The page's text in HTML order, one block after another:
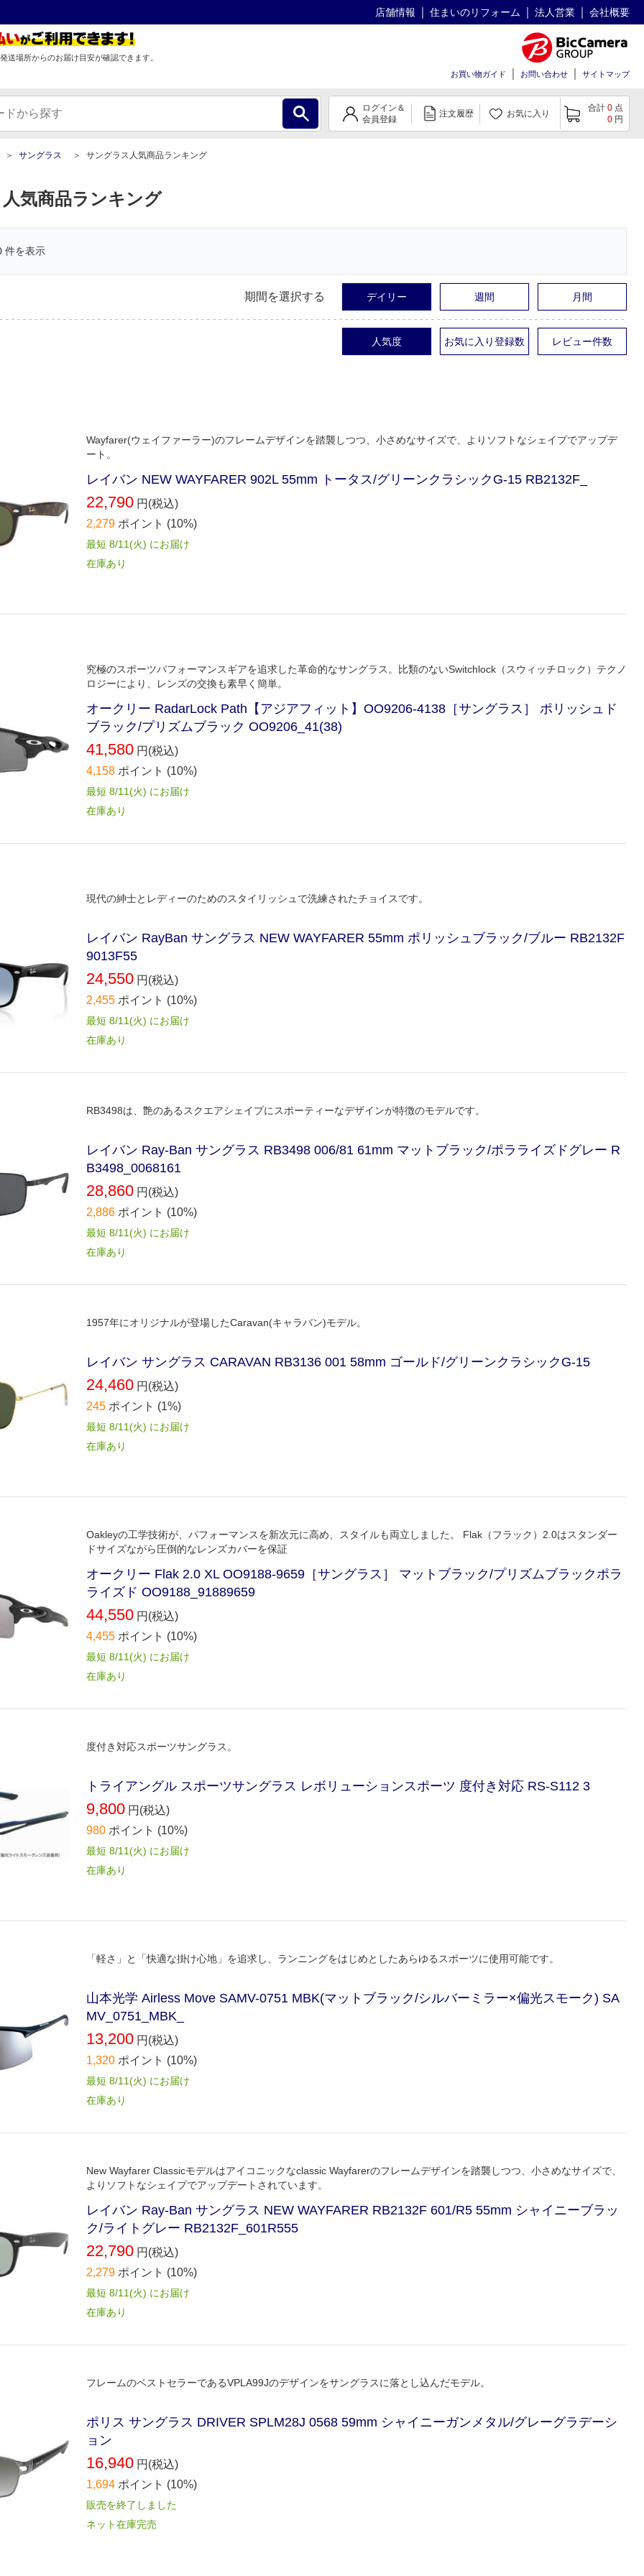
店舗情報 住まいのリフォーム 法人営業 会社概要
送場所からのお届け目安が確認できます。
お買い物ガイド
お問い合わせ サイトマップ
ログイン＆
会員登録
注文履歴 お気に入り
合計 0 点
0 円
サングラス サングラス人気商品ランキング
気商品ランキング
件を表示
期間を選択する デイリー 週間 月間
人気度 お気に入り登録数 レビュー件数
Wayfarer(ウェイファーラー)のフレームデザインを踏襲しつつ、小さめなサイズで、よりソフトなシェイプでアップデ
ート。
レイバン NEW WAYFARER 902L 55mm トータス/グリーンクラシックG-15 RB2132F_
22,790 円(税込)
2,279 ポイント (10%)
最短 8/11(火) にお届け
在庫あり
究極のスポーツパフォーマンスギアを追求した革命的なサングラス。比類のないSwitchlock（スウィッチロック）テクノ
ロジーにより、レンズの交換も素早く簡単。
オークリー RadarLock Path【アジアフィット】OO9206-4138［サングラス］ ポリッシュド
ブラック/プリズムブラック OO9206_41(38)
41,580 円(税込)
4,158 ポイント (10%)
最短 8/11(火) にお届け
在庫あり
現代の紳士とレディーのためのスタイリッシュで洗練されたチョイスです。
レイバン RayBan サングラス NEW WAYFARER 55mm ポリッシュブラック/ブルー RB2132F
9013F55
24,550 円(税込)
2,455 ポイント (10%)
最短 8/11(火) にお届け
在庫あり
RB3498は、艶のあるスクエアシェイプにスポーティーなデザインが特徴のモデルです。
レイバン Ray-Ban サングラス RB3498 006/81 61mm マットブラック/ポラライズドグレー R
B3498_0068161
28,860 円(税込)
2,886 ポイント (10%)
最短 8/11(火) にお届け
在庫あり
1957年にオリジナルが登場したCaravan(キャラバン)モデル。
レイバン サングラス CARAVAN RB3136 001 58mm ゴールド/グリーンクラシックG-15
24,460 円(税込)
245 ポイント (1%)
最短 8/11(火) にお届け
在庫あり
Oakleyの工学技術が、パフォーマンスを新次元に高め、スタイルも両立しました。 Flak（フラック）2.0はスタンダー
ドサイズながら圧倒的なレンズカバーを保証
オークリー Flak 2.0 XL OO9188-9659［サングラス］ マットブラック/プリズムブラックポラ
ライズド OO9188_91889659
44,550 円(税込)
4,455 ポイント (10%)
最短 8/11(火) にお届け
在庫あり
度付き対応スポーツサングラス。
トライアングル スポーツサングラス レボリューションスポーツ 度付き対応 RS-S112 3
9,800 円(税込)
980 ポイント (10%)
最短 8/11(火) にお届け
在庫あり
「軽さ」と「快適な掛け心地」を追求し、ランニングをはじめとしたあらゆるスポーツに使用可能です。
山本光学 Airless Move SAMV-0751 MBK(マットブラック/シルバーミラー×偏光スモーク) SA
MV_0751_MBK_
13,200 円(税込)
1,320 ポイント (10%)
最短 8/11(火) にお届け
在庫あり
New Wayfarer Classicモデルはアイコニックなclassic Wayfarerのフレームデザインを踏襲しつつ、小さめなサイズで、
よりソフトなシェイプでアップデートされています。
レイバン Ray-Ban サングラス NEW WAYFARER RB2132F 601/R5 55mm シャイニーブラッ
ク/ライトグレー RB2132F_601R555
22,790 円(税込)
2,279 ポイント (10%)
最短 8/11(火) にお届け
在庫あり
フレームのベストセラーであるVPLA99Jのデザインをサングラスに落とし込んだモデル。
ポリス サングラス DRIVER SPLM28J 0568 59mm シャイニーガンメタル/グレーグラデーシ
ョン
16,940 円(税込)
1,694 ポイント (10%)
販売を終了しました
ネット在庫完売